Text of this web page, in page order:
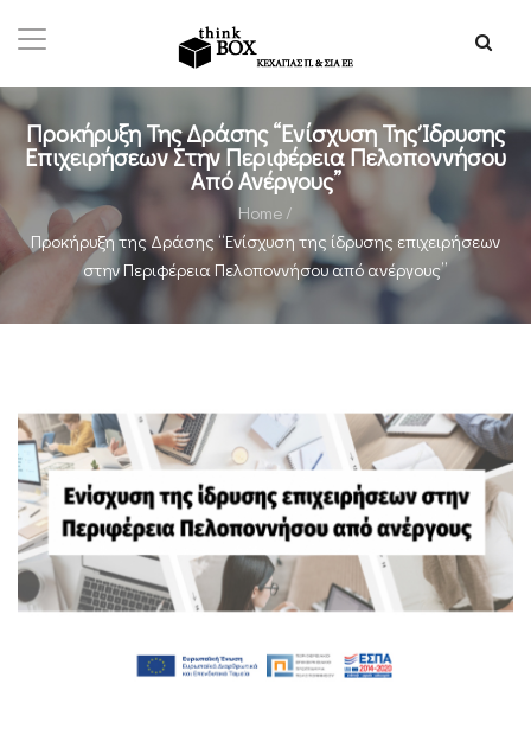
Προκήρυξη Της Δράσης “Ενίσχυση Της Ίδρυσης
Επιχειρήσεων Στην Περιφέρεια Πελοποννήσου
Από Ανέργους”
Home /
Προκήρυξη της Δράσης “Ενίσχυση της ίδρυσης επιχειρήσεων
στην Περιφέρεια Πελοποννήσου από ανέργους”